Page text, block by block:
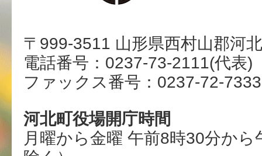
〒999-3511 山形県西村山郡河
電話番号：0237-73-2111(代表)
ファックス番号：0237-72-7333
河北町役場開庁時間
月曜から金曜 午前8時30分か